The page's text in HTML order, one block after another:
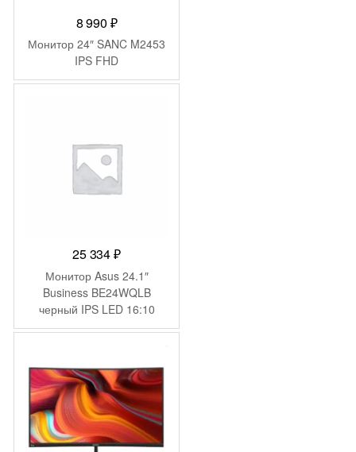
8 990 ₽
Монитор 24″ SANC M2453
IPS FHD
25 334₽
Монитор Asus 24.1″
Business BE24WQLB
черный IPS LED 16:10
HDMI M/M матовая HAS
USB 6.1кг